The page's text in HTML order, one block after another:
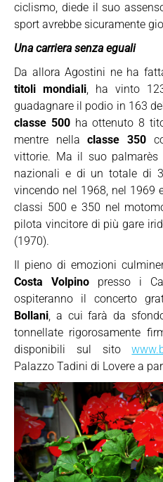
ciclismo, diede il suo
sport avrebbe sicuramente
Una carriera senza eguali
Da allora Agostini ne ha
titoli mondiali, ha vinto
guadagnare il podio in 163
classe 500ha ottenuto 8
mentre nellaclasse 350
vittorie. Ma il suo
nazionali e di un totale di
vincendo nel 1968, nel 1969
classi 500 e 350 nel
pilota vincitore di più gare
(1970).
Il pieno di emozioni
Costa Volpino presso i
ospiteranno il concerto
Bollani, a cui farà da
tonnellate rigorosamente
disponibili sul sito
Palazzo Tadini di Lovere a